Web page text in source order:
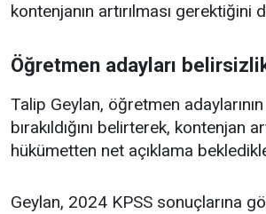
kontenjanın artırılması gerektiğini
Öğretmen adayları
Talip Geylan, öğretmen
bırakıldığını belirterek, kontenjan
hükümetten net açıklama
Geylan, 2024 KPSS sonuçlarına